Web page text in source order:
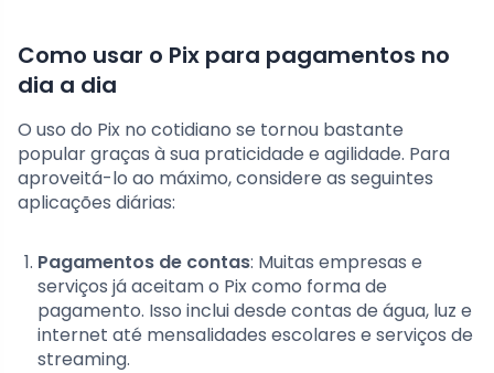
Como usar o Pix para pagamentos no
dia a dia
O uso do Pix no cotidiano se tornou bastante
popular graças à sua praticidade e agilidade. Para
aproveitá-lo ao máximo, considere as seguintes
aplicações diárias:
Pagamentos de contas: Muitas empresas e
serviços já aceitam o Pix como forma de
pagamento. Isso inclui desde contas de água, luz e
internet até mensalidades escolares e serviços de
streaming.